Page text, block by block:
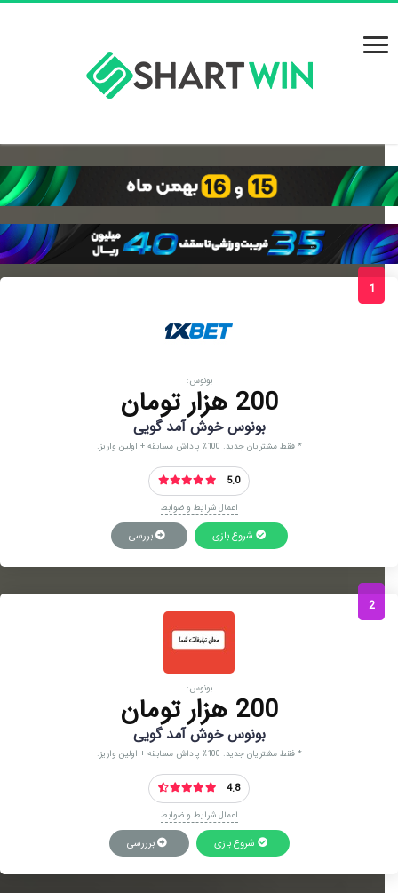
بونوس:
200 هزار تومان
بونوس خوش آمد گویی
* فقط مشتریان جدید. 100٪ پاداش مسابقه + اولین واریز.
5.0
اعمال شرایط و ضوابط
شروع بازی بررسی
بونوس:
200 هزار تومان
بونوس خوش آمد گویی
* فقط مشتریان جدید. 100٪ پاداش مسابقه + اولین واریز.
4.8
اعمال شرایط و ضوابط
شروع بازی برررسی